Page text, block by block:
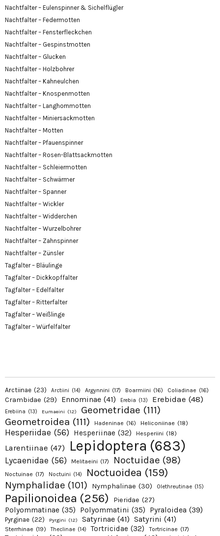
Nachtfalter – Eulenspinner & Sichelflügler
Nachtfalter – Federmotten
Nachtfalter – Fensterfleckchen
Nachtfalter – Gespinstmotten
Nachtfalter – Glucken
Nachtfalter – Holzbohrer
Nachtfalter – Kahneulchen
Nachtfalter – Knospenmotten
Nachtfalter – Langhornmotten
Nachtfalter – Miniersackmotten
Nachtfalter – Motten
Nachtfalter – Pfauenspinner
Nachtfalter – Rosen-Blattsackmotten
Nachtfalter – Schleiermotten
Nachtfalter – Schwärmer
Nachtfalter – Spanner
Nachtfalter – Wickler
Nachtfalter – Widderchen
Nachtfalter – Wurzelbohrer
Nachtfalter – Zahnspinner
Nachtfalter – Zünsler
Tagfalter – Bläulinge
Tagfalter – Dickkopffalter
Tagfalter – Edelfalter
Tagfalter – Ritterfalter
Tagfalter – Weißlinge
Tagfalter – Würfelfalter
Arctiinae (23) Arctiini (14) Argynnini (17) Boarmiini (16) Coliadinae (16)
Crambidae (29) Ennominae (41) Erebia (13) Erebidae (48)
Erebiina (13) Eumaeini (12) Geometridae (111)
Geometroidea (111) Hadeninae (16) Heliconiinae (18)
Hesperiidae (56) Hesperiinae (32) Hesperiini (18)
Larentiinae (47) Lepidoptera (683)
Lycaenidae (56) Melitaeini (17) Noctuidae (98)
Noctuinae (17) Noctuini (14) Noctuoidea (159)
Nymphalidae (101) Nymphalinae (30) Olethreutinae (15)
Papilionoidea (256) Pieridae (27)
Polyommatinae (35) Polyommatini (35) Pyraloidea (39)
Pyrginae (22) Pyrgini (12) Satyrinae (41) Satyrini (41)
Sterrhinae (19) Theclinae (14) Tortricidae (32) Tortricinae (17)